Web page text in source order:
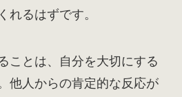
れるはずです。
ことは、自分を大切にする
他人からの肯定的な反応が